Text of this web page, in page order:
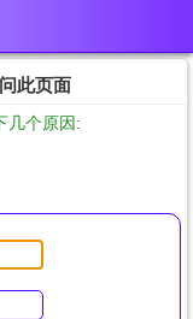
此页面
几个原因: